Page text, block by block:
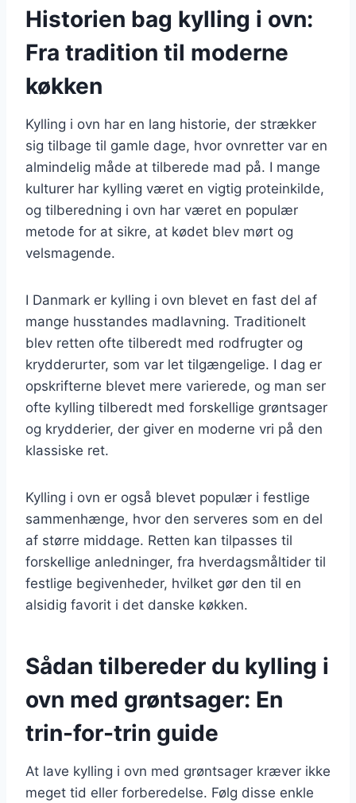
Historien bag kylling i ovn:
Fra tradition til moderne
køkken
Kylling i ovn har en lang historie, der strækker
sig tilbage til gamle dage, hvor ovnretter var en
almindelig måde at tilberede mad på. I mange
kulturer har kylling været en vigtig proteinkilde,
og tilberedning i ovn har været en populær
metode for at sikre, at kødet blev mørt og
velsmagende.
I Danmark er kylling i ovn blevet en fast del af
mange husstandes madlavning. Traditionelt
blev retten ofte tilberedt med rodfrugter og
krydderurter, som var let tilgængelige. I dag er
opskrifterne blevet mere varierede, og man ser
ofte kylling tilberedt med forskellige grøntsager
og krydderier, der giver en moderne vri på den
klassiske ret.
Kylling i ovn er også blevet populær i festlige
sammenhænge, hvor den serveres som en del
af større middage. Retten kan tilpasses til
forskellige anledninger, fra hverdagsmåltider til
festlige begivenheder, hvilket gør den til en
alsidig favorit i det danske køkken.
Sådan tilbereder du kylling i
ovn med grøntsager: En
trin-for-trin guide
At lave kylling i ovn med grøntsager kræver ikke
meget tid eller forberedelse. Følg disse enkle